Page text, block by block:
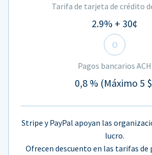
Tarifa de tarjeta de crédito
2.9% + 30¢
O
Pagos bancarios ACH
0,8 % (Máximo 5
Stripe y PayPal apoyan las
lucro.
Ofrecen descuento en las tarifas